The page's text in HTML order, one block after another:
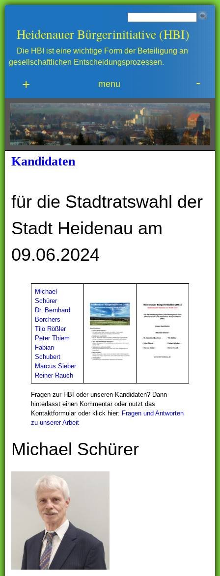
Heidenauer Bürgerinitiative (HBI)
Die HBI ist eine wichtige Form der Beteiligung an
gesellschaftlichen Entscheidungsprozessen.
+ menu -
Kandidaten
für die Stadtratswahl der
Stadt Heidenau am
09.06.2024
Michael
Schürer
Dr. Bernhard
Borchers
Tilo Rößler
Peter Thiem
Fabian
Schubert
Marcus Sieber
Reiner Rauch
Fragen zur HBI oder unseren Kandidaten? Dann
hinterlasst einen Kommentar oder nutzt das
Kontaktformular oder klick hier: Fragen und Antworten
zu unserer Arbeit
Michael Schürer